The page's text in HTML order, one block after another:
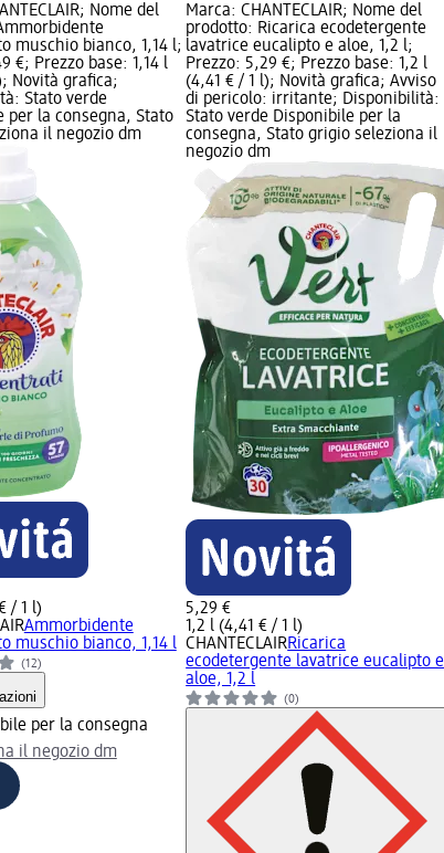
Nome del
muschio bianco, 1,14 l;
€; Prezzo base: 1,14 l
Novità grafica;
Stato verde
per la consegna, Stato
il negozio dm
/ 1 l)
Ammorbidente
muschio bianco, 1,14 l
(12)
per la consegna
il negozio dm
Marca: CHANTECLAIR; Nome del
prodotto: Ricarica ecodetergente
lavatrice eucalipto e aloe, 1,2 l;
Prezzo: 5,29 €; Prezzo base: 1,2 l
(4,41 € / 1 l); Novità grafica; Avviso
di pericolo: irritante; Disponibilità:
Stato verde Disponibile per la
consegna, Stato grigio seleziona il
negozio dm
5,29 €
1,2 l (4,41 € / 1 l)
CHANTECLAIRRicarica
ecodetergente lavatrice eucalipto e
aloe, 1,2 l
(0)